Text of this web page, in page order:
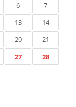
6
7
13
14
20
21
27
28